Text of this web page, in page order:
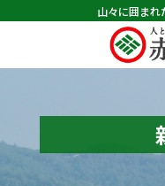
山々に囲まれ
ホーム
むらのできごと
むらのプロフィール